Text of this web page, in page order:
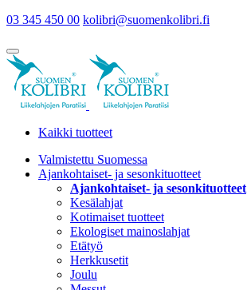
03 345 450 00 kolibri@suomenkolibri.fi
Kaikki tuotteet
Valmistettu Suomessa
Ajankohtaiset- ja sesonkituotteet
Ajankohtaiset- ja sesonkituotteet
Kesälahjat
Kotimaiset tuotteet
Ekologiset mainoslahjat
Etätyö
Herkkusetit
Joulu